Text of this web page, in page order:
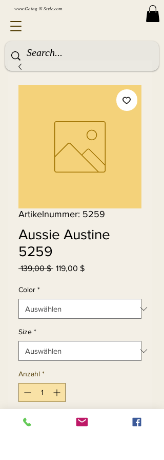
www.Going-N-Style.com
Artikelnummer: 5259
Aussie Austine
5259
139,00 $ Standardpreis
119,00 $Sale-
Color *
Size *
Anzahl *
In den Warenkorb